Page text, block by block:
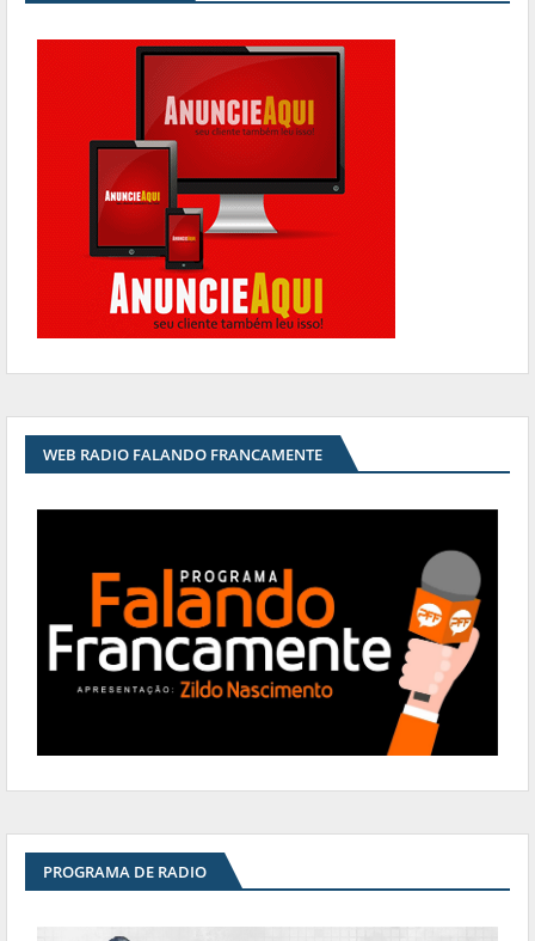
WEB RADIO FALANDO FRANCAMENTE
PROGRAMA DE RADIO